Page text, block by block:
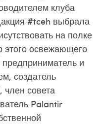
клуба
#tceh выбрала
на полке
этого освежающего
предприниматель и
создатель
совета
Palantir